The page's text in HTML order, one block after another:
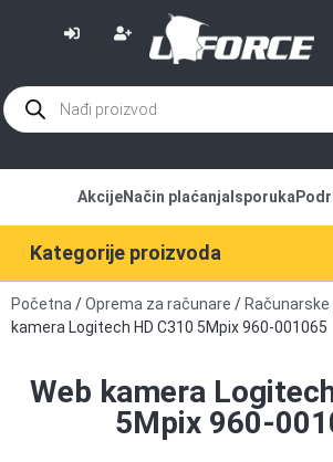
Kategorije proizvoda
AkcijeNačin plaćanja Isporuka
Početna /Oprema za računare /
kamera Logitech HD C310 5Mpix 960-001065
Web kamera
5Mpix 960-